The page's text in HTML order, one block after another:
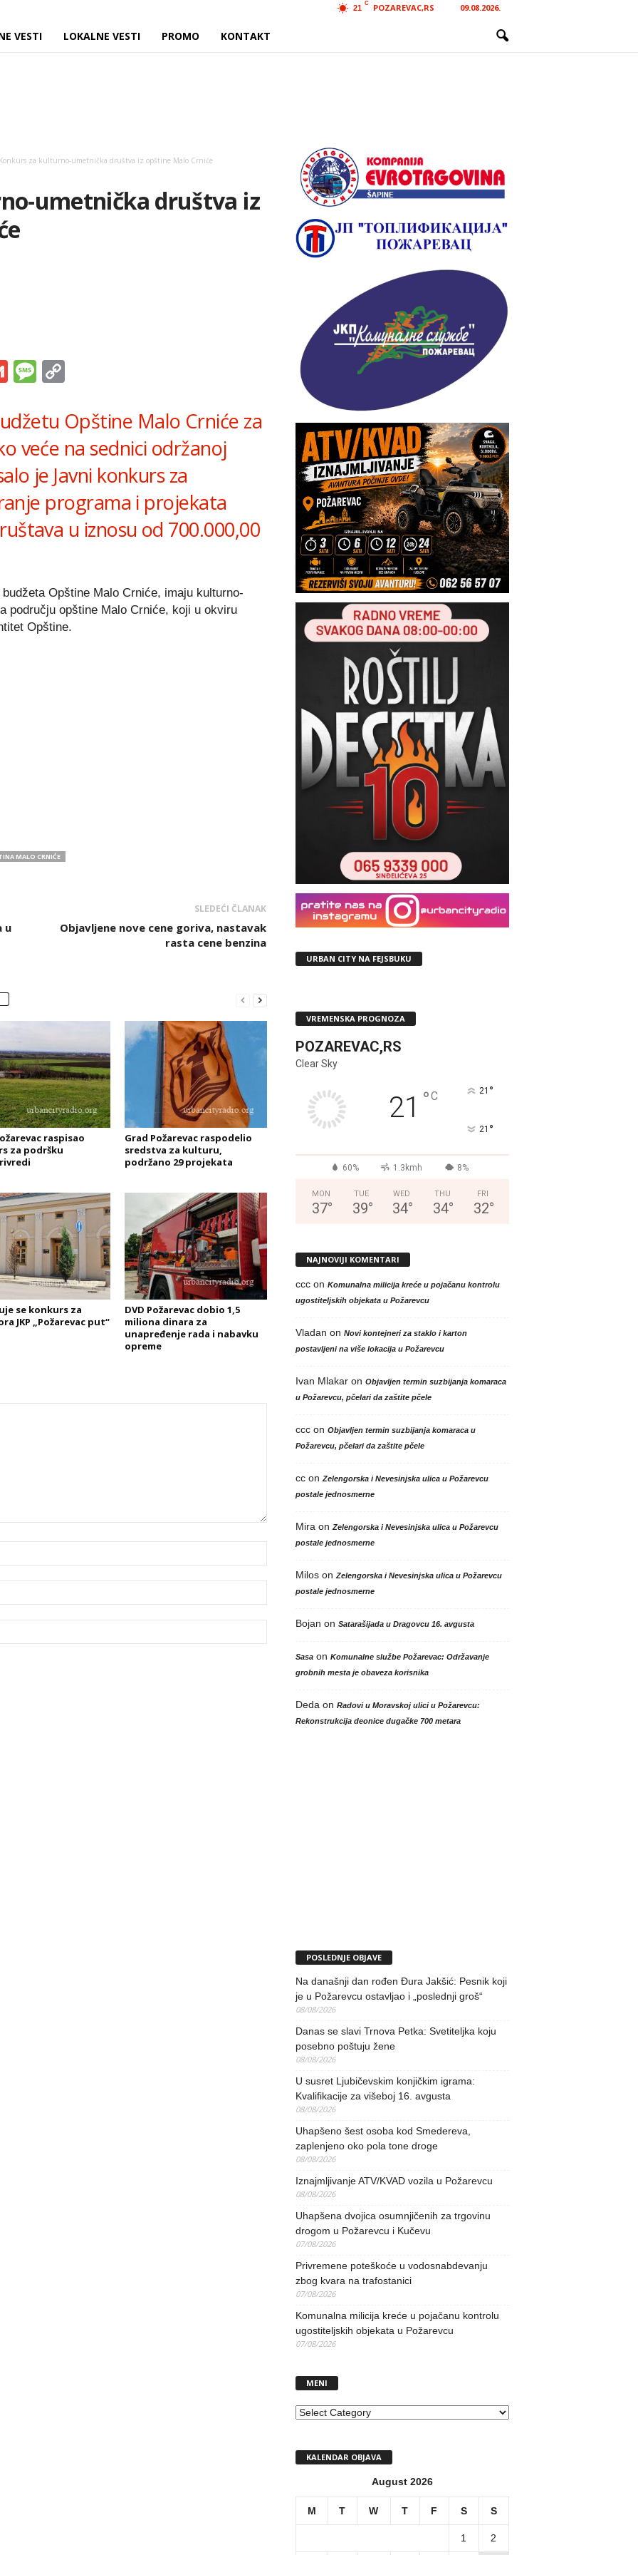
21
C POZAREVAC,RS 09.08.2026.
VESTI LOKALNE VESTI PROMO KONTAKT
Konkurs za kulturno-umetnička društva iz opštine Malo Crniće
umetnička društva iz
GmailMessage
Opštine Malo Crniće za
veće na sednici održanoj
je Javni konkurs za
programa i projekata
u iznosu od 700.000,00
Opštine Malo Crniće, imaju kulturno-
području opštine Malo Crniće, koji u okviru
Opštine.
MALO CRNIĆE
u
SLEDEĆI ČLANAK
Objavljene nove cene goriva, nastavak
rasta cene benzina
raspisao
za podršku
Grad Požarevac raspodelio
sredstva za kulturu,
podržano 29 projekata
se konkurs za
JKP „Požarevac put“
DVD Požarevac dobio 1,5
miliona dinara za
unapređenje rada i nabavku
opreme
URBAN CITY NA FEJSBUKU
VREMENSKA PROGNOZA
POZAREVAC,RS
Clear Sky
21 °C 21 °
21 °
60% 1.3kmh 8%
MON
37°
TUE
39°
WED
34°
THU
34°
FRI
32°
NAJNOVIJI KOMENTARI
cccon Komunalna milicija kreće u pojačanu kontrolu
ugostiteljskih objekata u Požarevcu
Vladan on Novi kontejneri za staklo i karton
postavljeni na više lokacija u Požarevcu
Ivan Mlakaron Objavljen termin suzbijanja komaraca
u Požarevcu, pčelari da zaštite pčele
cccon Objavljen termin suzbijanja komaraca u
Požarevcu, pčelari da zaštite pčele
ccon Zelengorska i Nevesinjska ulica u Požarevcu
postale jednosmerne
Mira on Zelengorska i Nevesinjska ulica u Požarevcu
postale jednosmerne
Miloson Zelengorska i Nevesinjska ulica u Požarevcu
postale jednosmerne
Bojan on Satarašijada u Dragovcu 16. avgusta
Sasaon Komunalne službe Požarevac: Održavanje
grobnih mesta je obaveza korisnika
Deda on Radovi u Moravskoj ulici u Požarevcu:
Rekonstrukcija deonice dugačke 700 metara
POSLEDNJE OBJAVE
Na današnji dan rođen Đura Jakšić: Pesnik koji
je u Požarevcu ostavljao i „poslednji groš“
08/08/2026
Danas se slavi Trnova Petka: Svetiteljka koju
posebno poštuju žene
08/08/2026
U susret Ljubičevskim konjičkim igrama:
Kvalifikacije za višeboj 16. avgusta
08/08/2026
Uhapšeno šest osoba kod Smedereva,
zaplenjeno oko pola tone droge
08/08/2026
Iznajmljivanje ATV/KVAD vozila u Požarevcu
08/08/2026
Uhapšena dvojica osumnjičenih za trgovinu
drogom u Požarevcu i Kučevu
07/08/2026
Privremene poteškoće u vodosnabdevanju
zbog kvara na trafostanici
07/08/2026
Komunalna milicija kreće u pojačanu kontrolu
ugostiteljskih objekata u Požarevcu
07/08/2026
MENI
MENI
KALENDAR OBJAVA
August 2026
M T W T F S S
1 2